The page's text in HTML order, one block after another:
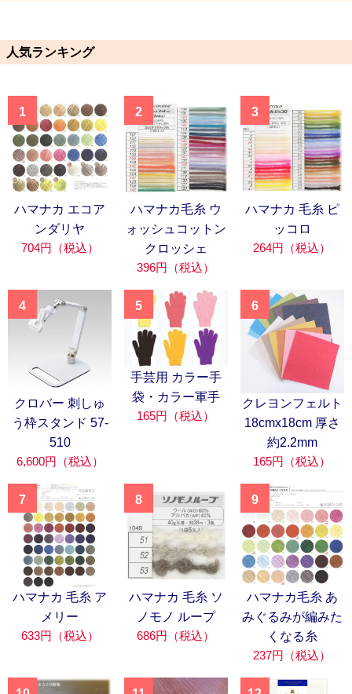
人気ランキング
1
ハマナカ エコア
ンダリヤ
704円（税込）
2
ハマナカ毛糸 ウ
ォッシュコットン
クロッシェ
396円（税込）
3
ハマナカ 毛糸 ピ
ッコロ
264円（税込）
4
クロバー 刺しゅ
う枠スタンド 57-
510
6,600円（税込）
5
手芸用 カラー手
袋・カラー軍手
165円（税込）
6
クレヨンフェルト
18cmx18cm 厚さ
約2.2mm
165円（税込）
7
ハマナカ 毛糸 ア
メリー
633円（税込）
8
ハマナカ 毛糸 ソ
ノモノ ループ
686円（税込）
9
ハマナカ毛糸 あ
みぐるみが編みた
くなる糸
237円（税込）